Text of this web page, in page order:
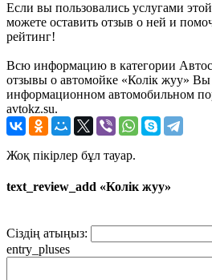
Если вы пользовались услугами
можете оставить отзыв о ней и
рейтинг!
Всю информацию в категории
отзывы о автомойке «Колiк жуу» Вы
информационном автомобильном
avtokz.su.
Жоқ пікірлер бұл тауар.
text_review_add «Колiк жуу»
Сіздің атыңыз:
entry_pluses